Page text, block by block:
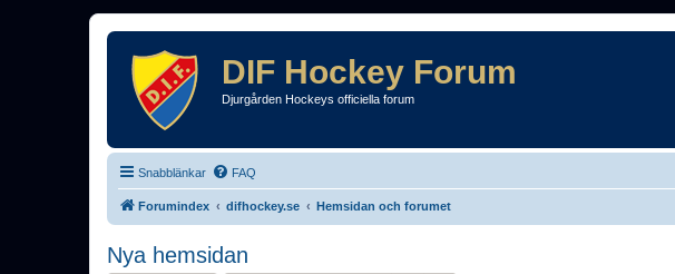
DIF Hockey Forum
Djurgården Hockeys officiella forum
Snabblänkar FAQ
Forumindex difhockey.se Hemsidan och forumet
Nya hemsidan